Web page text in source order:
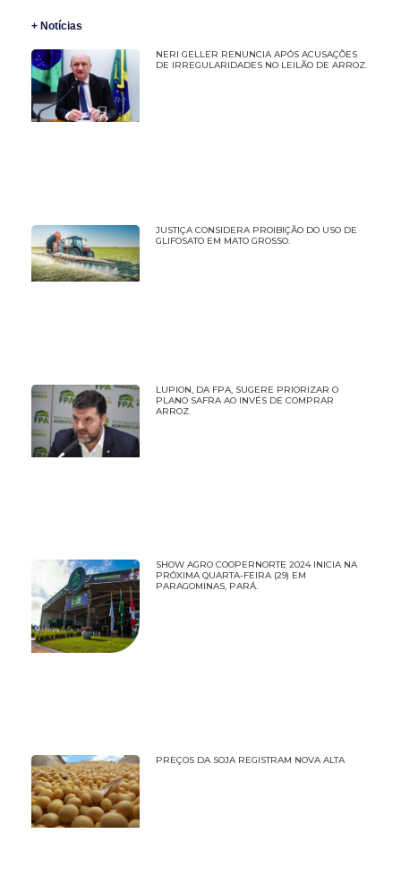
+ Notícias
NERI GELLER RENUNCIA APÓS ACUSAÇÕES
DE IRREGULARIDADES NO LEILÃO DE ARROZ.
JUSTIÇA CONSIDERA PROIBIÇÃO DO USO DE
GLIFOSATO EM MATO GROSSO.
LUPION, DA FPA, SUGERE PRIORIZAR O
PLANO SAFRA AO INVÉS DE COMPRAR
ARROZ.
SHOW AGRO COOPERNORTE 2024 INICIA NA
PRÓXIMA QUARTA-FEIRA (29) EM
PARAGOMINAS, PARÁ.
PREÇOS DA SOJA REGISTRAM NOVA ALTA